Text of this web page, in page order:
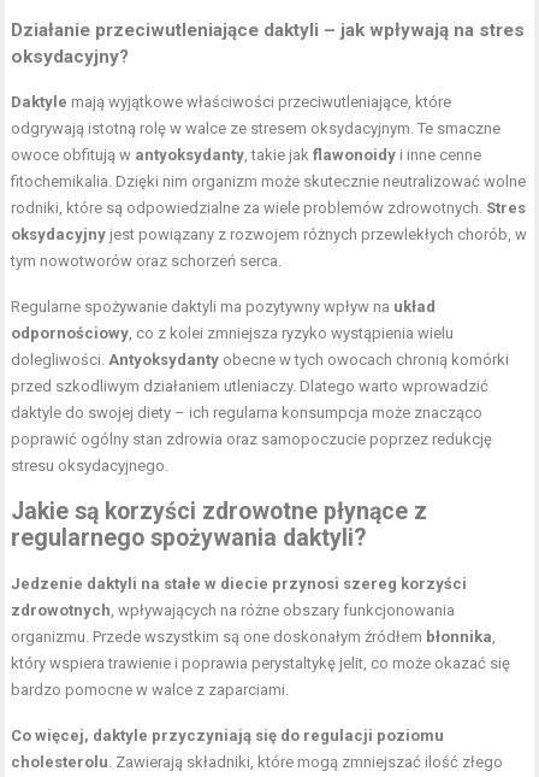
Działanie przeciwutleniające daktyli – jak wpływają na stres
oksydacyjny?
Daktyle mają wyjątkowe właściwości przeciwutleniające, które
odgrywają istotną rolę w walce ze stresem oksydacyjnym. Te smaczne
owoce obfitują w antyoksydanty , takie jakflawonoidy i inne cenne
fitochemikalia. Dzięki nim organizm może skutecznie neutralizować wolne
rodniki, które są odpowiedzialne za wiele problemów zdrowotnych. Stres
oksydacyjny jest powiązany z rozwojem różnych przewlekłych chorób, w
tym nowotworów oraz schorzeń serca.
Regularne spożywanie daktyli ma pozytywny wpływ na układ
odpornościowy , co z kolei zmniejsza ryzyko wystąpienia wielu
dolegliwości. Antyoksydanty obecne w tych owocach chronią komórki
przed szkodliwym działaniem utleniaczy. Dlatego warto wprowadzić
daktyle do swojej diety – ich regularna konsumpcja może znacząco
poprawić ogólny stan zdrowia oraz samopoczucie poprzez redukcję
stresu oksydacyjnego.
Jakie są korzyści zdrowotne płynące z
regularnego spożywania daktyli?
Jedzenie daktyli na stałe w diecie przynosi szereg korzyści
zdrowotnych , wpływających na różne obszary funkcjonowania
organizmu. Przede wszystkim są one doskonałym źródłem błonnika
który wspiera trawienie i poprawia perystaltykę jelit, co może okazać się
bardzo pomocne w walce z zaparciami.
Co więcej, daktyle przyczyniają się do regulacji poziomu
cholesterolu . Zawierają składniki, które mogą zmniejszać ilość złego